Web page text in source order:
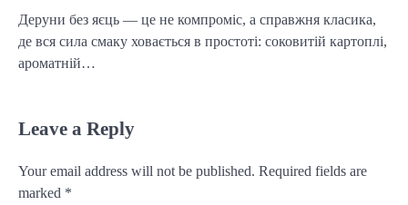
Деруни без яєць — це не компроміс, а справжня класика,
де вся сила смаку ховається в простоті: соковитій картоплі,
ароматній…
Leave a Reply
Your email address will not be published. Required fields are
marked *